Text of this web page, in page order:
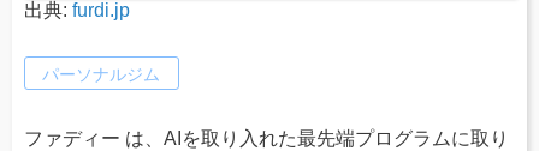
出典: furdi.jp
パーソナルジム
ファディー は、AIを取り入れた最先端プログラムに取り